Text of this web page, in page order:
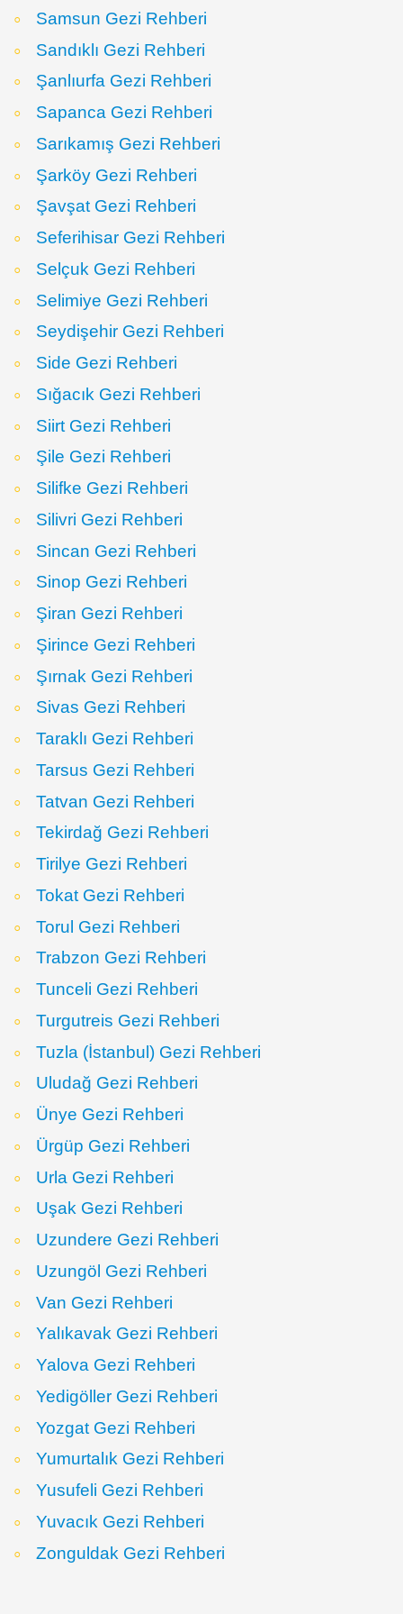
Samsun Gezi Rehberi
Sandıklı Gezi Rehberi
Şanlıurfa Gezi Rehberi
Sapanca Gezi Rehberi
Sarıkamış Gezi Rehberi
Şarköy Gezi Rehberi
Şavşat Gezi Rehberi
Seferihisar Gezi Rehberi
Selçuk Gezi Rehberi
Selimiye Gezi Rehberi
Seydişehir Gezi Rehberi
Side Gezi Rehberi
Sığacık Gezi Rehberi
Siirt Gezi Rehberi
Şile Gezi Rehberi
Silifke Gezi Rehberi
Silivri Gezi Rehberi
Sincan Gezi Rehberi
Sinop Gezi Rehberi
Şiran Gezi Rehberi
Şirince Gezi Rehberi
Şırnak Gezi Rehberi
Sivas Gezi Rehberi
Taraklı Gezi Rehberi
Tarsus Gezi Rehberi
Tatvan Gezi Rehberi
Tekirdağ Gezi Rehberi
Tirilye Gezi Rehberi
Tokat Gezi Rehberi
Torul Gezi Rehberi
Trabzon Gezi Rehberi
Tunceli Gezi Rehberi
Turgutreis Gezi Rehberi
Tuzla (İstanbul) Gezi Rehberi
Uludağ Gezi Rehberi
Ünye Gezi Rehberi
Ürgüp Gezi Rehberi
Urla Gezi Rehberi
Uşak Gezi Rehberi
Uzundere Gezi Rehberi
Uzungöl Gezi Rehberi
Van Gezi Rehberi
Yalıkavak Gezi Rehberi
Yalova Gezi Rehberi
Yedigöller Gezi Rehberi
Yozgat Gezi Rehberi
Yumurtalık Gezi Rehberi
Yusufeli Gezi Rehberi
Yuvacık Gezi Rehberi
Zonguldak Gezi Rehberi